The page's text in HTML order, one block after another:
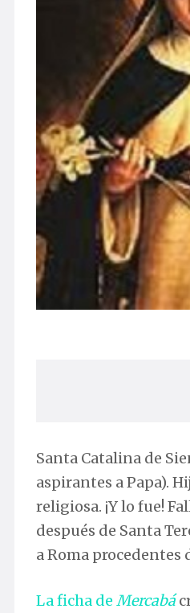
Santa Catalina de
aspirantes a Papa).
religiosa. ¡Y lo fue!
después de Santa
a Roma
La ficha de Mercabá